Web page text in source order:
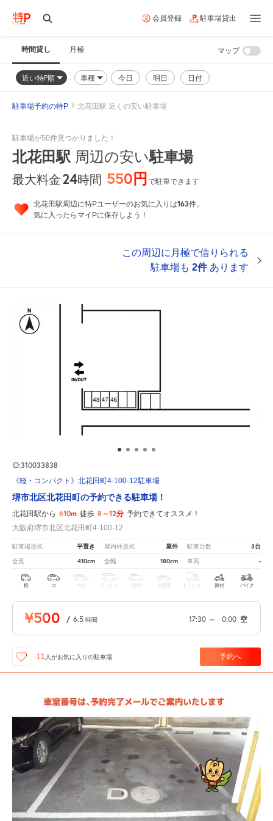
会員登録 駐車場貸出
時間貸し 月極
近い特P順 車種 今日 明日 日付
マップ
駐車場予約の特P 北花田駅 近くの安い駐車場
駐車場が50件見つかりました！
北花田駅 周辺の安い駐車場
最大料金24時間 550円で駐車できます
北花田駅周辺に特Pユーザーのお気に入りは163件。
気に入ったらマイPに保存しよう！
この周辺に月極で借りられる
駐車場も 2件あります
ID:310033838
《軽・コンパクト》北花田町4-100-12駐車場
堺市北区北花田町の予約できる駐車場！
北花田駅から 610m 徒歩 8～12分 予約できてオススメ！
大阪府堺市北区北花田町4-100-12
駐車場形式 平置き 屋内外形式 屋外 駐車台数 3台
全長 410cm 全幅 180cm 車高 -
軽 コ 中型 ボックス SUV 大型車 トラック 原付 バイク
¥500 / 6.5 時間 17:30 ～ 0:00 空
11 人がお気に入りの駐車場 予約へ